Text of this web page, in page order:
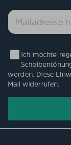
Ich möchte
werden. Diese
Mail widerrufen.